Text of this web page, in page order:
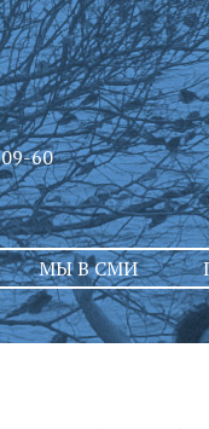
60
МЫ В СМИ